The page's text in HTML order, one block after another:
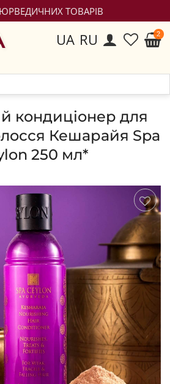
ТОВАРІВ
UA RU
кондиціонер для
Кешарайя Spa
250 мл*
Зберегти